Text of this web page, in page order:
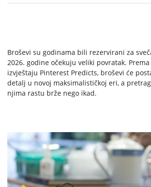
Broševi su godinama bili rezervirani za
2026. godine očekuju veliki povratak.
izvještaju Pinterest Predicts, broševi će
detalj u novoj maksimalističkoj eri, a
njima rastu brže nego ikad.